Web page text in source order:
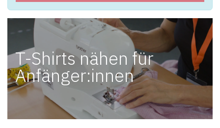
T-Shirts nähen für
Anfänger:innen